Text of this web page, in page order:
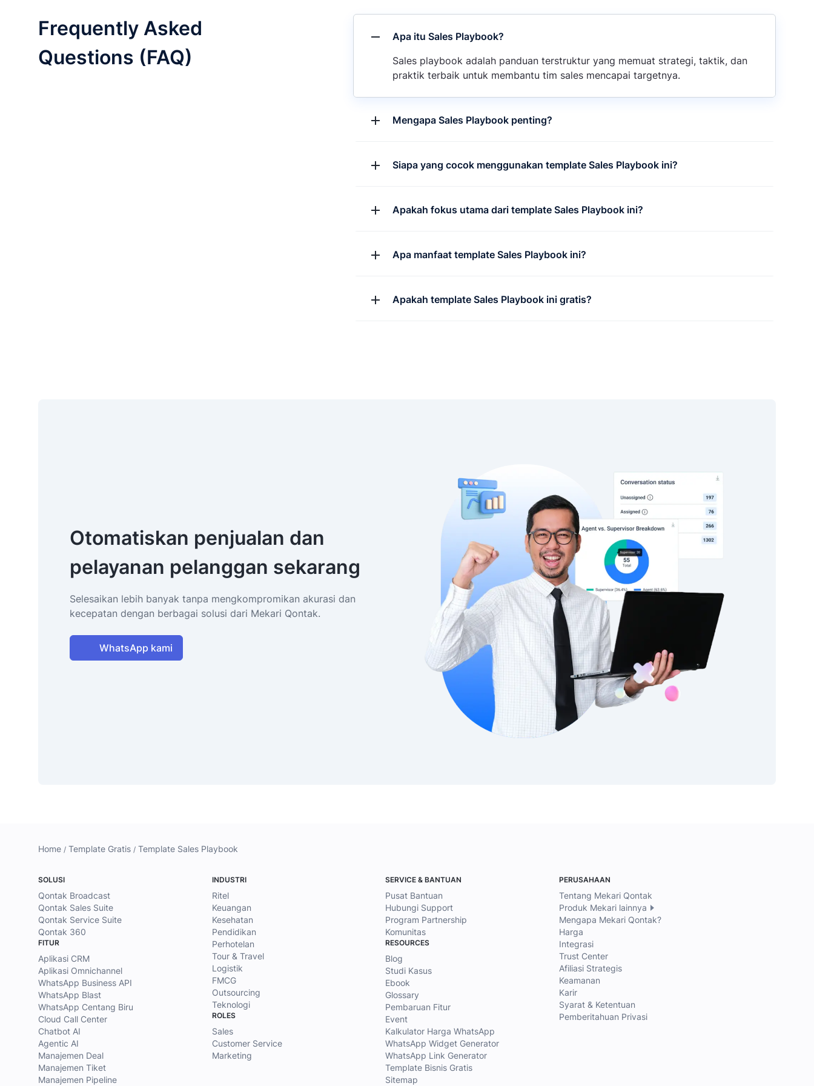
Frequently Asked
Questions (FAQ)
Apa itu Sales Playbook?
Sales playbook adalah panduan terstruktur yang memuat strategi, taktik, dan
praktik terbaik untuk membantu tim sales mencapai targetnya.
Mengapa Sales Playbook penting?
Siapa yang cocok menggunakan template Sales Playbook ini?
Apakah fokus utama dari template Sales Playbook ini?
Apa manfaat template Sales Playbook ini?
Apakah template Sales Playbook ini gratis?
Otomatiskan penjualan dan
pelayanan pelanggan sekarang
Selesaikan lebih banyak tanpa mengkompromikan akurasi dan
kecepatan dengan berbagai solusi dari Mekari Qontak.
WhatsApp kami
Home Template Gratis Template Sales Playbook
SOLUSI
Qontak Broadcast
Qontak Sales Suite
Qontak Service Suite
Qontak 360
FITUR
Aplikasi CRM
Aplikasi Omnichannel
WhatsApp Business API
WhatsApp Blast
WhatsApp Centang Biru
Cloud Call Center
Chatbot AI
Agentic AI
Manajemen Deal
Manajemen Tiket
Manajemen Pipeline
INDUSTRI
Ritel
Keuangan
Kesehatan
Pendidikan
Perhotelan
Tour & Travel
Logistik
FMCG
Outsourcing
Teknologi
ROLES
Sales
Customer Service
Marketing
SERVICE & BANTUAN
Pusat Bantuan
Hubungi Support
Program Partnership
Komunitas
RESOURCES
Blog
Studi Kasus
Ebook
Glossary
Pembaruan Fitur
Event
Kalkulator Harga WhatsApp
WhatsApp Widget Generator
WhatsApp Link Generator
Template Bisnis Gratis
Sitemap
PERUSAHAAN
Tentang Mekari Qontak
Produk Mekari lainnya
Mengapa Mekari Qontak?
Harga
Integrasi
Trust Center
Afiliasi Strategis
Keamanan
Karir
Syarat & Ketentuan
Pemberitahuan Privasi